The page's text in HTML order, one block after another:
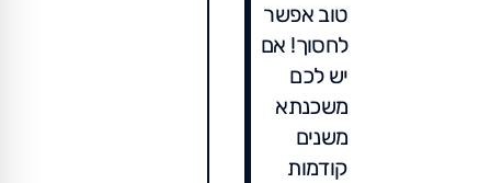
טוב אפשר
לחסוך! אם
יש לכם
משכנתא
משנים
קודמות